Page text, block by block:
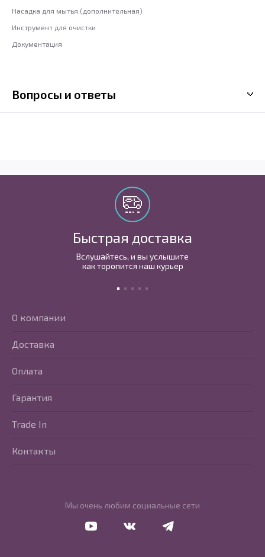
Насадка для мытья (дополнительная)
Инструмент для очистки
Документация
Вопросы и ответы
Быстрая доставка
Вслушайтесь, и вы услышите
как торопится наш курьер
Мы очень любим социальные сети
Перейти в VkontakteПерейти в Telegram
О компании
Доставка
Оплата
Гарантия
Trade In
Контакты